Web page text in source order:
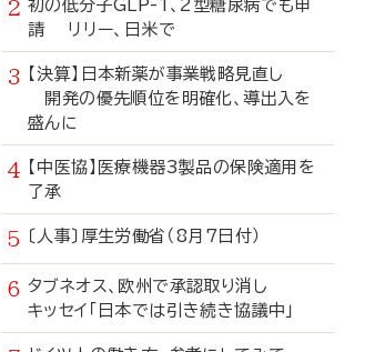
初の低分子GLP-1、2型糖尿病でも申
請 リリー、日米で
【決算】日本新薬が事業戦略見直し
開発の優先順位を明確化、導出入を
盛んに
【中医協】医療機器3製品の保険適用を
了承
〔人事〕厚生労働省（8月7日付）
タブネオス、欧州で承認取り消し
キッセイ「日本では引き続き協議中」